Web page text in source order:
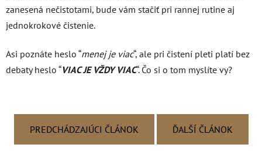
zanesená nečistotami, bude vám stačiť pri rannej rutine aj
jednokrokové čistenie.
Asi poznáte heslo “menej je viac“, ale pri čistení pleti platí bez
debaty heslo “VIAC JE VŽDY VIAC“. Čo si o tom myslíte vy?
PREDCHÁDZAJÚCI ČLÁNOK ĎALŠÍ ČLÁNOK